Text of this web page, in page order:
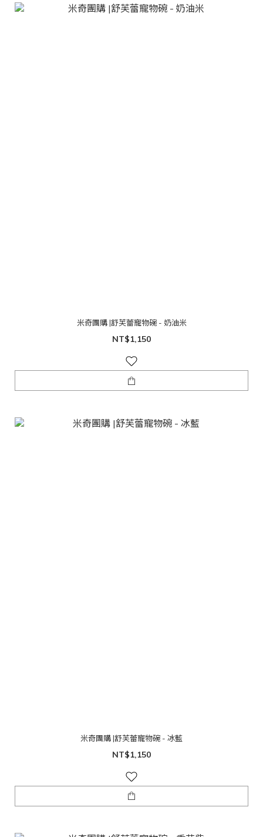
米奇團購 |舒芙蕾寵物碗 - 奶油米
NT$1,150
米奇團購 |舒芙蕾寵物碗 - 冰藍
NT$1,150